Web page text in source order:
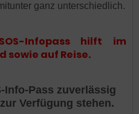
ganz unterschiedlich.
Infopass hilft im
sowie auf Reise.
Info-Pass zuverlässig
Verfügung stehen.